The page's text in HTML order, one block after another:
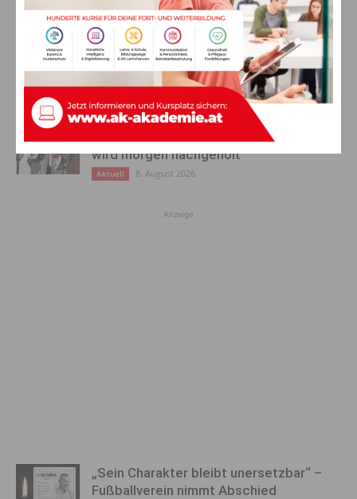
Ehrung für 50 Jahre Chorleitung:
Kärntner Lorbeer in Gold für Herwig
Schwarz
Aktuell 8. August 2026
„Paolo Santonino“ wird heute gespielt –
abgesagte Premiere von gestern Abend
wird morgen nachgeholt
Aktuell 8. August 2026
Anzeige
„Sein Charakter bleibt unersetzbar“ –
Fußballverein nimmt Abschied